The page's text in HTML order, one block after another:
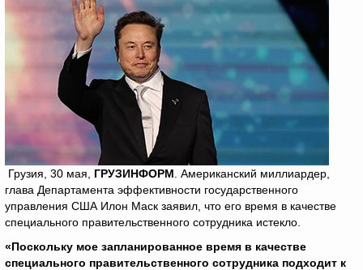
Грузия, 30 мая, ГРУЗИНФОРМ . Американский миллиардер,
глава Департамента эффективности государственного
управления США Илон Маск заявил, что его время в качестве
специального правительственного сотрудника истекло.
«Поскольку мое запланированное время в качестве
специального правительственного сотрудника подходит к